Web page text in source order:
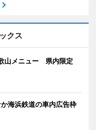
クス
山メニュー 県内限定
海浜鉄道の車内広告枠